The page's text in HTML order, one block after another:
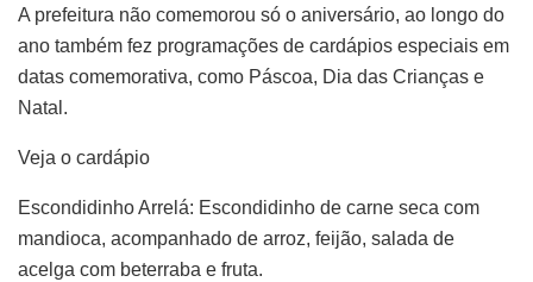
A prefeitura não comemorou só o aniversário, ao longo do
ano também fez programações de cardápios especiais em
datas comemorativa, como Páscoa, Dia das Crianças e
Natal.
Veja o cardápio
Escondidinho Arrelá: Escondidinho de carne seca com
mandioca, acompanhado de arroz, feijão, salada de
acelga com beterraba e fruta.